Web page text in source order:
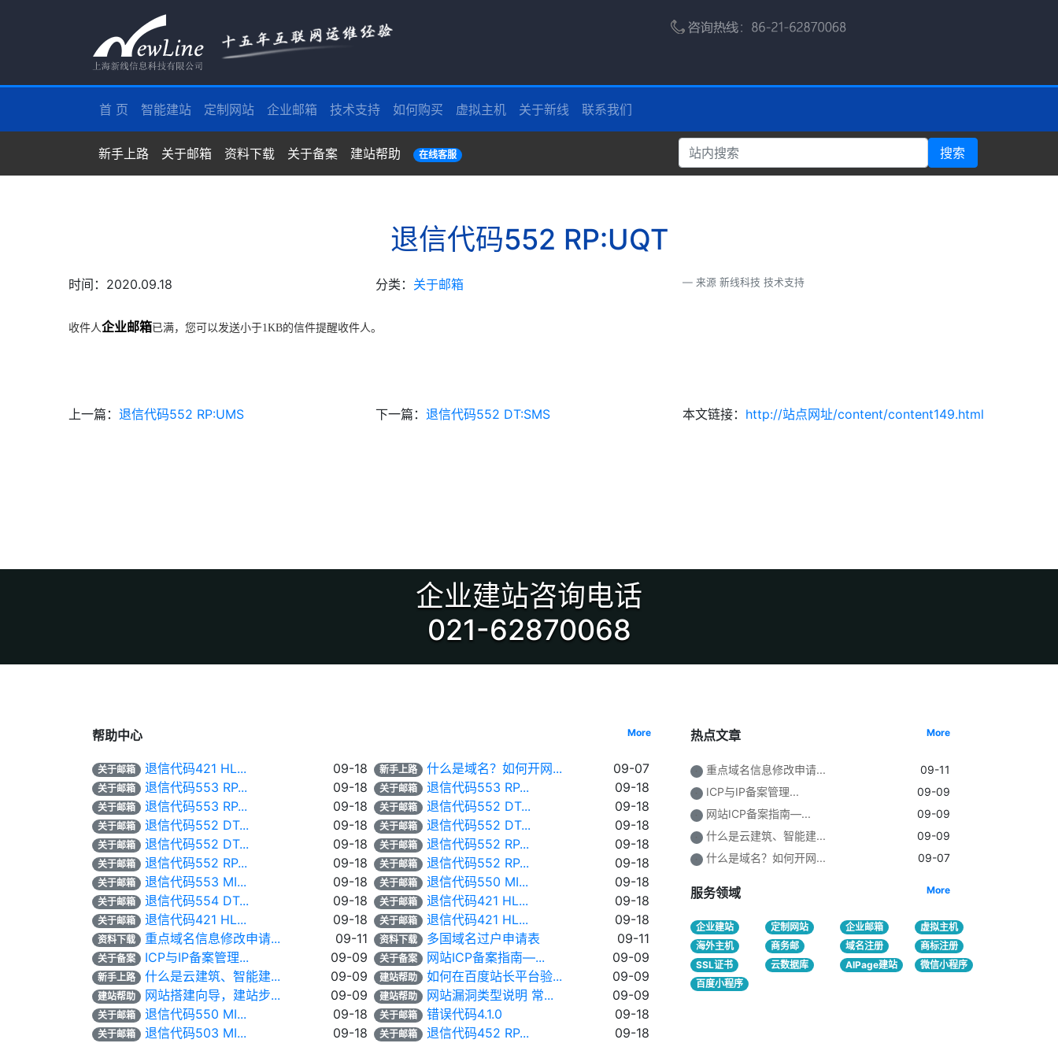
首 页 智能建站 定制网站 企业邮箱 技术支持 如何购买 虚拟主机 关于新线 联系我们
新手上路 关于邮箱 资料下载 关于备案 建站帮助 在线客服 搜索
退信代码552 RP:UQT
时间：2020.09.18 分类： 关于邮箱 来源 新线科技 技术支持
收件人企业邮箱已满，您可以发送小于1KB的信件提醒收件人。
上一篇： 退信代码552 RP:UMS 下一篇： 退信代码552 DT:SMS 本文链接： http://站点网址/content/content149.html
企业建站咨询电话
021-62870068
More
帮助中心
09-18
关于邮箱 退信代码421 HL... 09-07
新手上路
什么是域名？如何开网...
09-18
关于邮箱 退信代码553 RP... 09-18
关于邮箱
退信代码553 RP...
09-18
关于邮箱 退信代码553 RP... 09-18
关于邮箱
退信代码552 DT...
09-18
关于邮箱 退信代码552 DT... 09-18
关于邮箱
退信代码552 DT...
09-18
关于邮箱 退信代码552 DT... 09-18
关于邮箱
退信代码552 RP...
09-18
关于邮箱 退信代码552 RP... 09-18
关于邮箱
退信代码552 RP...
09-18
关于邮箱 退信代码553 MI... 09-18
关于邮箱
退信代码550 MI...
09-18
关于邮箱 退信代码554 DT... 09-18
关于邮箱
退信代码421 HL...
09-18
关于邮箱 退信代码421 HL... 09-18
关于邮箱
退信代码421 HL...
09-11
资料下载 重点域名信息修改申请... 09-11
资料下载
多国域名过户申请表
09-09
关于备案 ICP与IP备案管理... 09-09
关于备案
网站ICP备案指南—...
09-09
新手上路 什么是云建筑、智能建... 09-09
建站帮助
如何在百度站长平台验...
09-09
建站帮助 网站搭建向导，建站步... 09-09
建站帮助
网站漏洞类型说明 常...
09-18
关于邮箱 退信代码550 MI... 09-18
关于邮箱
错误代码4.1.0
09-18
关于邮箱 退信代码503 MI... 09-18
关于邮箱 退信代码452 RP...
More
热点文章
09-11
重点域名信息修改申请...
09-09
ICP与IP备案管理...
09-09
网站ICP备案指南—...
09-09
什么是云建筑、智能建...
09-07
什么是域名？如何开网...
More
服务领域
企业建站 定制网站 企业邮箱
虚拟主机
海外主机
商务邮 域名注册
商标注册
SSL证书
云数据库 AIPage建站
微信小程序
百度小程序